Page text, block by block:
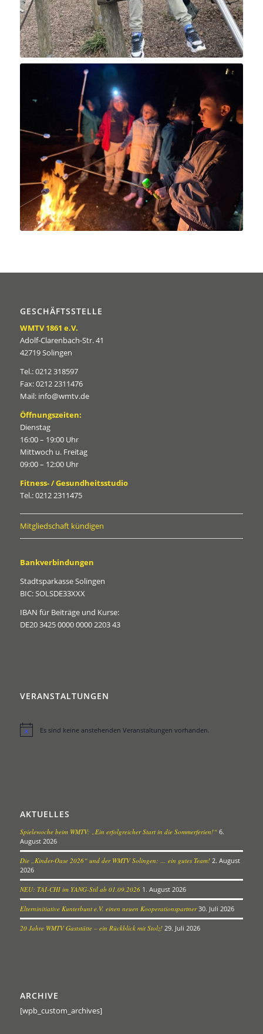
GESCHÄFTSSTELLE
WMTV 1861 e.V.
Adolf-Clarenbach-Str. 41
42719 Solingen
Tel.: 0212 318597
Fax: 0212 2311476
Mail: info@wmtv.de
Öffnungszeiten:
Dienstag
16:00 – 19:00 Uhr
Mittwoch u. Freitag
09:00 – 12:00 Uhr
Fitness- / Gesundheitsstudio
Tel.: 0212 2311475
Mitgliedschaft kündigen
Bankverbindungen
Stadtsparkasse Solingen
BIC: SOLSDE33XXX
IBAN für Beiträge und Kurse:
DE20 3425 0000 0000 2203 43
VERANSTALTUNGEN
HinweisEs sind keine anstehenden Veranstaltungen vorhanden.
AKTUELLES
Spielewoche beim WMTV: „Ein erfolgreicher Start in die Sommerferien!“ 6.
August 2026
Die „Kinder-Oase 2026“ und der WMTV Solingen: … ein gutes Team! 2. August
2026
NEU: TAI-CHI im YANG-Stil ab 01.09.2026 1. August 2026
Elterninitiative Kunterbunt e.V. einen neuen Kooperationspartner 30. Juli 2026
20 Jahre WMTV Gaststätte – ein Rückblick mit Stolz! 29. Juli 2026
ARCHIVE
[wpb_custom_archives]